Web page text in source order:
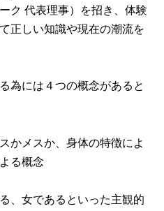
ク 代表理事）を招き、体験
正しい知識や現在の潮流を
為には４つの概念があると
かメスか、身体の特徴によ
る概念
女であるといった主観的